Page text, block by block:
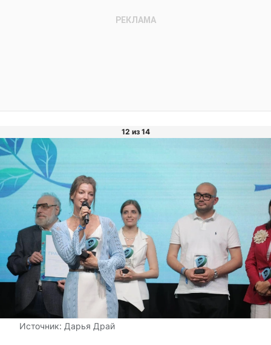
12 из 14
Источник: Дарья Драй